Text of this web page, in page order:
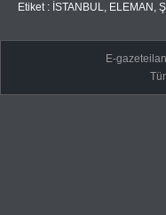
Etiket : İSTANBUL, ELEMAN ,
E-